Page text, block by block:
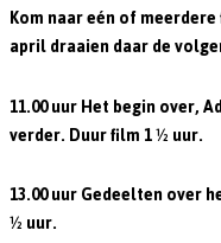
Kom naar eén of
april draaien daar de
11.00 uur Het begin over,
verder. Duur film 1 ½ uur.
13.00 uur Gedeelten over
½ uur.